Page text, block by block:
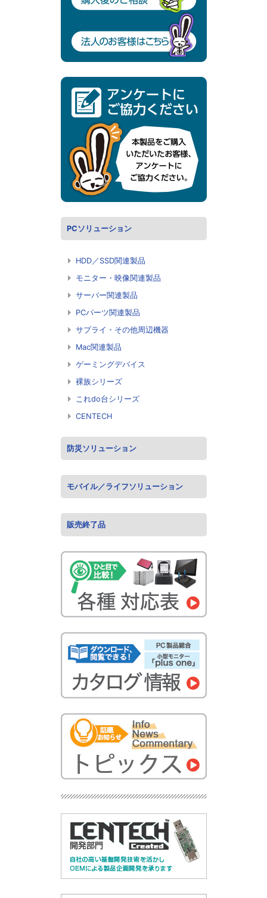
PCソリューション
HDD／SSD関連製品
モニター・映像関連製品
サーバー関連製品
PCパーツ関連製品
サプライ・その他周辺機器
Mac関連製品
ゲーミングデバイス
裸族シリーズ
これdo台シリーズ
CENTECH
防災ソリューション
モバイル／ライフソリューション
販売終了品